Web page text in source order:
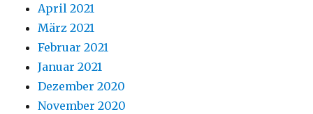
April 2021
März 2021
Februar 2021
Januar 2021
Dezember 2020
November 2020